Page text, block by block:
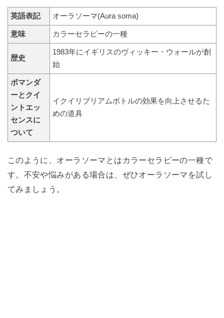
英語表記 オーラソーマ(Aura soma)
意味 カラーセラピーの一種
歴史
1983年にイギリスのヴィッキー・ウォールが創
始
ボマンダ
ーとクイ
ントエッ
センスに
ついて
イクイリブリアムボトルの効果を向上させるた
めの道具
このように、オーラソーマとはカラーセラピーの一種で
す。不安や悩みがある場合は、ぜひオーラソーマを試し
てみましょう。